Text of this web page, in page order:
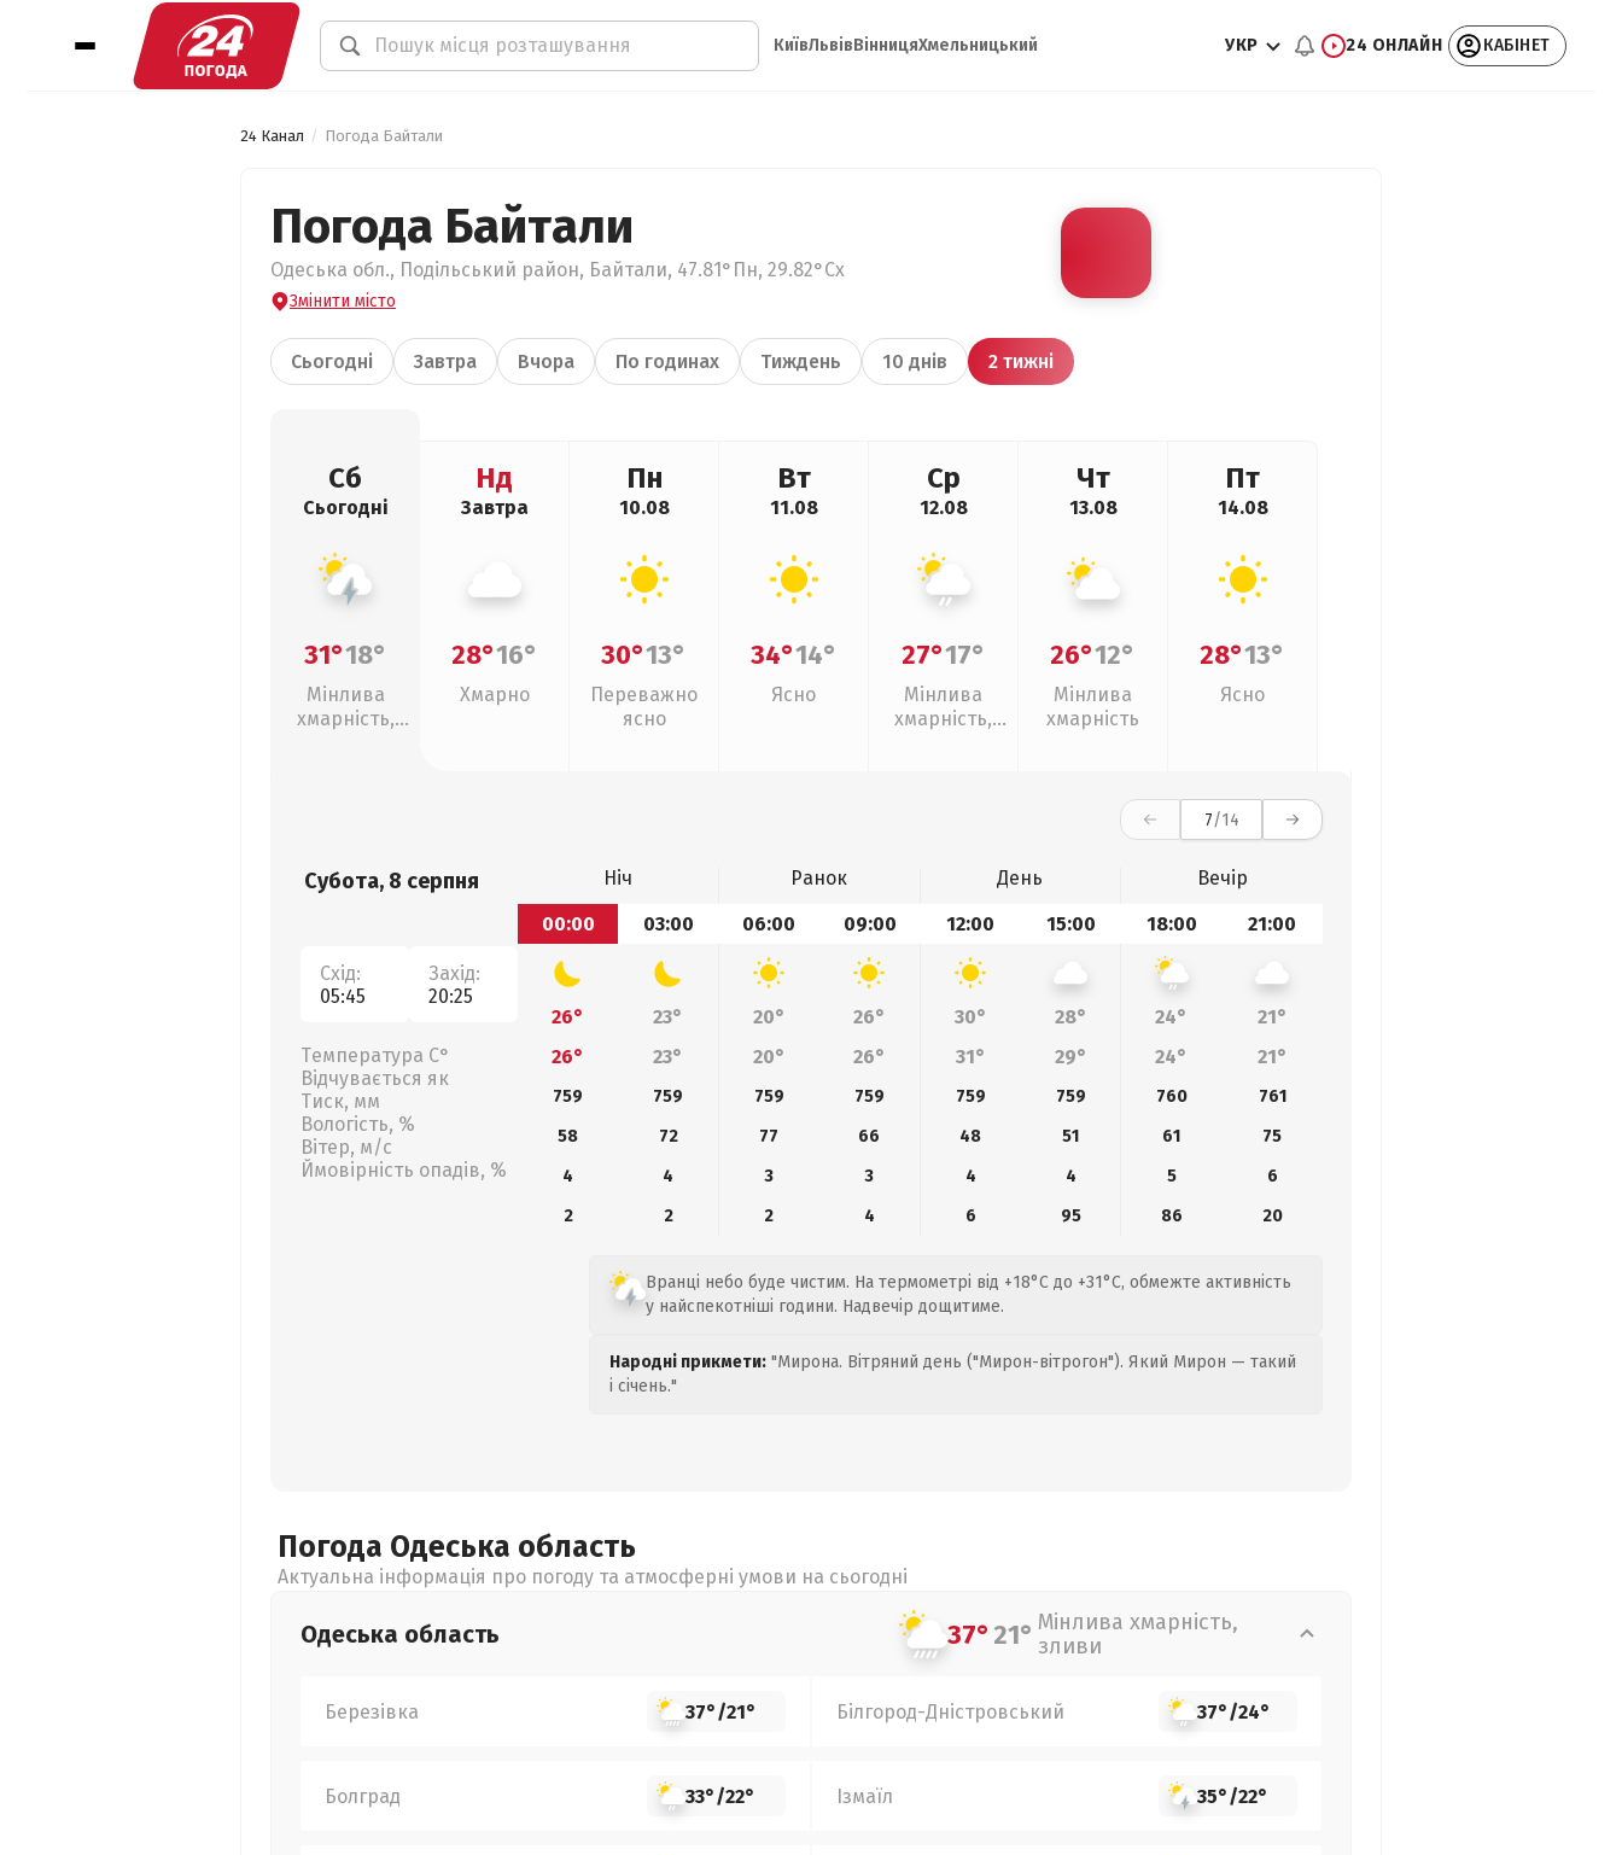
КиївЛьвівВінницяХмельницький УКР 24 ОНЛАЙН КАБІНЕТ
24 Канал Погода Байтали
Погода Байтали
Одеська обл., Подільський район, Байтали, 47.81°Пн, 29.82°Сх
Змінити місто
Сьогодні Завтра Вчора По годинах Тиждень 10 днів 2 тижні
Сб
Сьогодні
31°18°
Мінлива
хмарність,
Нд
Завтра
28°16°
Хмарно
Пн
10.08
30°13°
Переважно
ясно
Вт
11.08
34°14°
Ясно
Ср
12.08
27°17°
Мінлива
хмарність,
Чт
13.08
26°12°
Мінлива
хмарність
Пт
14.08
28°13°
Ясно
7/14
Субота, 8 серпня
Схід:
05:45
Захід:
20:25
Температура С°
Відчувається як
Тиск, мм
Вологість, %
Вітер, м/с
Ймовірність опадів, %
Ніч Ранок День
Вечір
00:00
03:00 06:00 09:00 12:00 15:00 18:00 21:00
26° 23° 20° 26° 30° 28° 24°
21°
26°
23° 20° 26° 31° 29° 24° 21°
759 759 759 759 759 759 760
761
58
72 77 66 48 51 61
75
4
4 3 3 4 4 5
6
2
2 2 4 6 95 86 20
Вранці небо буде чистим. На термометрі від +18°C до +31°C, обмежте активність
у найспекотніші години. Надвечір дощитиме.
Народні прикмети: "Мирона. Вітряний день ("Мирон-вітрогон"). Який Мирон — такий
і січень."
Погода Одеська область
Актуальна інформація про погоду та атмосферні умови на сьогодні
Одеська область 37°21° Мінлива хмарність,
зливи
Березівка 37°/21° Білгород-Дністровський 37°/24°
Болград 33°/22° Ізмаїл 35°/22°